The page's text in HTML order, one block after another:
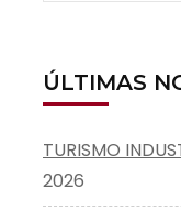
ÚLTIMAS
TURISMO
2026